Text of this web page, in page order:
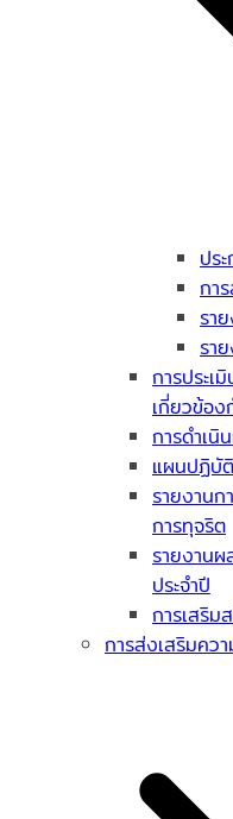
ปร
กา
รา
รา
การประเ
เกี่ยวข้อ
การดำเนิ
แผนปฏิบั
รายงานก
การทุจริต
รายงานผ
ประจำปี
การเสริ
การส่งเสริมคว